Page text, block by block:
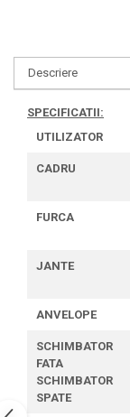
Descriere
SPECIFICATII:
UTILIZATOR
CADRU
FURCA
JANTE
ANVELOPE
SCHIMBATOR
FATA
SCHIMBATOR
SPATE